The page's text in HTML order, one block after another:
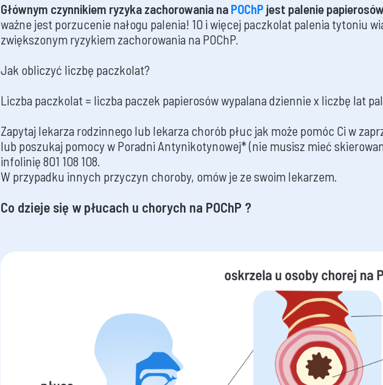
Głównym czynnikiem ryzyka zachorowania na POChP jest palenie
ważne jest porzucenie nałogu palenia! 10 i więcej paczkolat palenia tytoniu
zwiększonym ryzykiem zachorowania na POChP.
Jak obliczyć liczbę paczkolat?
Liczba paczkolat = liczba paczek papierosów wypalana dziennie x liczbę lat
Zapytaj lekarza rodzinnego lub lekarza chorób płuc jak może pomóc Ci w
lub poszukaj pomocy w Poradni Antynikotynowej* (nie musisz mieć
infolinię 801 108 108.
W przypadku innych przyczyn choroby, omów je ze swoim lekarzem.
Co dzieje się w płucach u chorych na POChP ?